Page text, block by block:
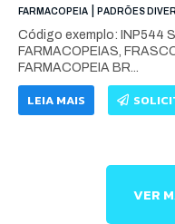
FARMACOPEIA PADRÕES
Código exemplo: INP544
FARMACOPEIAS,
FARMACOPEIA BR...
LEIA MAIS
VER